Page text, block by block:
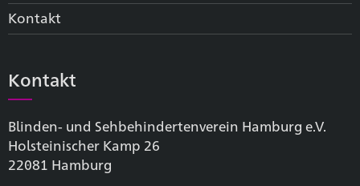
Kontakt
Kontakt
Blinden- und Sehbehinderten­verein Hamburg e.V.
Holsteinischer Kamp 26
22081 Hamburg